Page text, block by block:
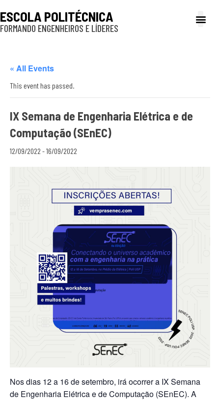
ESCOLA POLITÉCNICA
FORMANDO ENGENHEIROS E LÍDERES
« All Events
This event has passed.
IX Semana de Engenharia Elétrica e de
Computação (SEnEC)
12/09/2022 -16/09/2022
Nos dias 12 a 16 de setembro, irá ocorrer a IX Semana
de Engenharia Elétrica e de Computação (SEnEC). A